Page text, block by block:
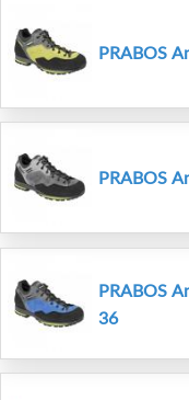
PRABOS
PRABOS
PRABOS
36